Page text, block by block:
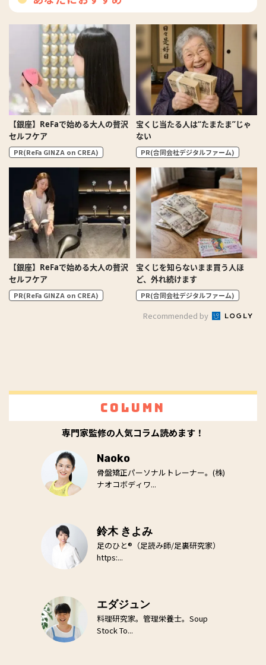
【銀座】ReFaで始める大人の贅沢
セルフケア
PR(ReFa GINZA on CREA)
宝くじ当たる人は“たまたま”じゃ
ない
PR(合同会社デジタルファーム)
【銀座】ReFaで始める大人の贅沢
セルフケア
PR(ReFa GINZA on CREA)
宝くじを知らないまま買う人ほ
ど、外れ続けます
PR(合同会社デジタルファーム)
Recommended by
Column
専門家監修の人気コラム読めます！
Naoko
骨盤矯正パーソナルトレーナー。(株)
ナオコボディワ...
鈴木 きよみ
足のひと®（足読み師/足裏研究家）
https:...
エダジュン
料理研究家。管理栄養士。Soup
Stock To...